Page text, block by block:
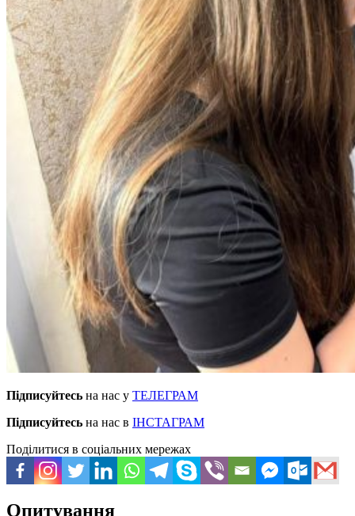
Підписуйтесь на нас у ТЕЛЕГРАМ
Підписуйтесь на нас в ІНСТАГРАМ
Поділитися в соціальних мережах
Опитування